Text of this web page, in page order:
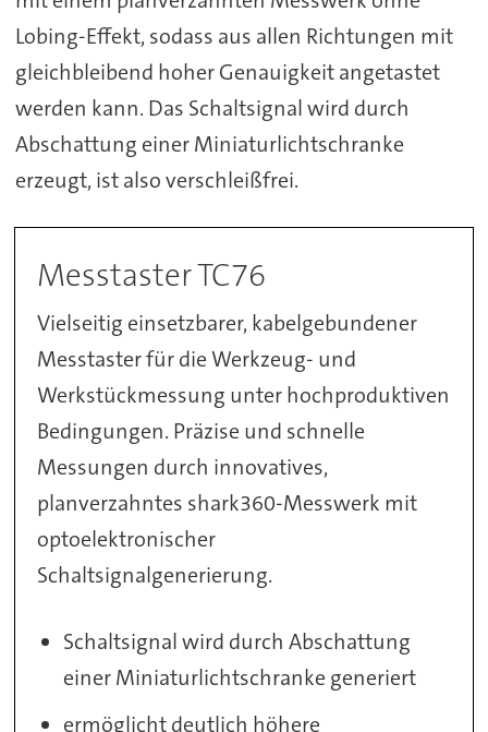
Lobing-Effekt, sodass aus allen Richtungen mit
gleichbleibend hoher Genauigkeit angetastet
werden kann. Das Schaltsignal wird durch
Abschattung einer Miniaturlichtschranke
erzeugt, ist also verschleißfrei.
Messtaster TC76
Vielseitig einsetzbarer, kabelgebundener
Messtaster für die Werkzeug- und
Werkstückmessung unter hochproduktiven
Bedingungen. Präzise und schnelle
Messungen durch innovatives,
planverzahntes shark360-Messwerk mit
optoelektronischer
Schaltsignalgenerierung.
Schaltsignal wird durch Abschattung
einer Miniaturlichtschranke generiert
ermöglicht deutlich höhere